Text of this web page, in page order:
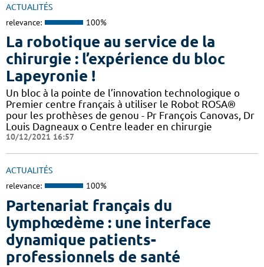
ACTUALITÉS
relevance: 100%
La robotique au service de la
chirurgie : l’expérience du bloc
Lapeyronie !
Un bloc à la pointe de l’innovation technologique o
Premier centre français à utiliser le Robot ROSA®
pour les prothèses de genou - Pr François Canovas, Dr
Louis Dagneaux o Centre leader en chirurgie
10/12/2021 16:57
ACTUALITÉS
relevance: 100%
Partenariat français du
lymphœdème : une interface
dynamique patients-
professionnels de santé